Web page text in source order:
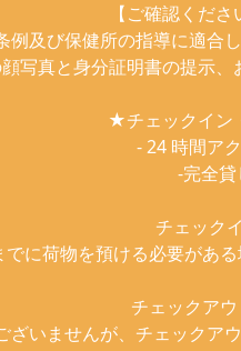
【ご確認くだ
及び保健所の指導に適
写真と身分証明書の提示、
★チェックイン
- 24 時間ア
-完全
チェック
でに荷物を預ける必要があ
チェックア
ざいませんが、チェックア